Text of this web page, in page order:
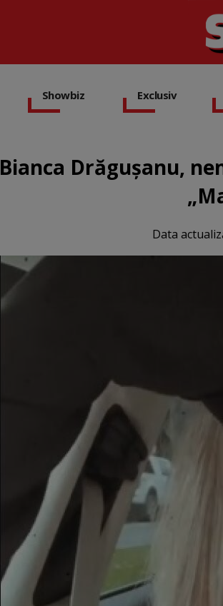
Showbiz Exclusiv
Bianca Drăgușanu,
Data